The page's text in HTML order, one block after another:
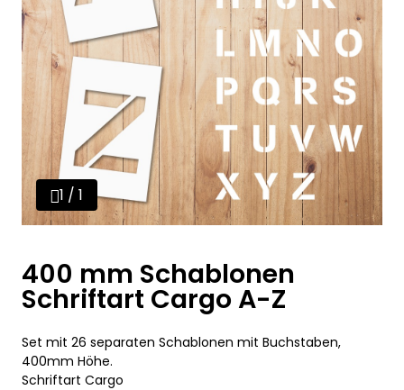
1 / 1
400 mm Schablonen
Schriftart Cargo A-Z
Set mit 26 separaten Schablonen mit Buchstaben,
400mm Höhe.
Schriftart Cargo